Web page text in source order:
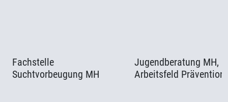
Fachstelle
Suchtvorbeugung MH
Jugendberatung MH,
Arbeitsfeld Prävention